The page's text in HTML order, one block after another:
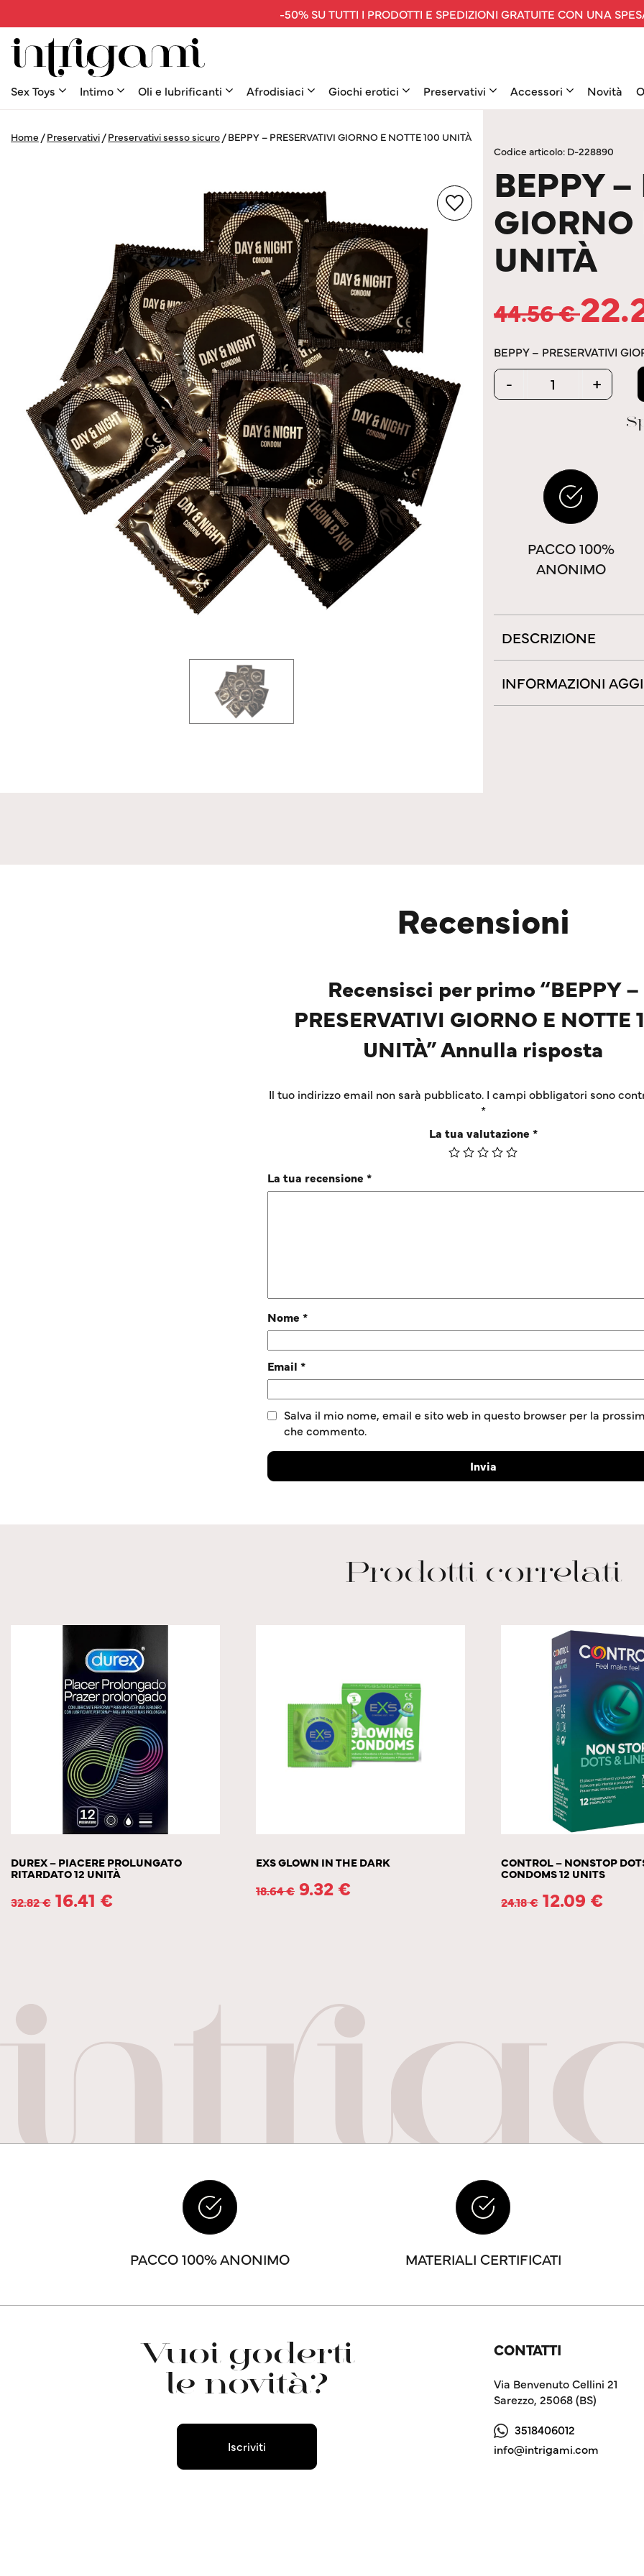
-50% SU TUTTI I PRODOTTI E SPEDIZIONI GRATUITE CON UNA
Sex Toys Intimo Oli e lubrificanti Afrodisiaci Giochi erotici Preservativi Accessori Novità
Home /Preservativi /Preservativi sesso sicuro /BEPPY – PRESERVATIVI GIORNO E NOTTE 100 UNITÀ
Codice articolo: D-228890
BEPPY –
GIORNO
UNITÀ
44.56€
BEPPY – PRESERVATIVI
Quantity
- +
PACCO 100%
ANONIMO
DESCRIZIONE
INFORMAZIONI
Recensioni
Recensisci per primo “BEPPY –
PRESERVATIVI GIORNO E NOTTE
UNITÀ” Annulla risposta
Il tuo indirizzo email non sarà pubblicato. I campi obbligatori sono
*
La tua valutazione *
La tua recensione *
Nome *
Email *
Salva il mio nome, email e sito web in questo browser per la
che commento.
Prodotti correlati
DUREX – PIACERE PROLUNGATO
RITARDATO 12 UNITÀ
32.82€ 16.41 €
EXS GLOWN IN THE DARK
18.64€ 9.32 €
CONTROL – NONSTOP
CONDOMS 12 UNITS
24.18€ 12.09 €
PACCO 100% ANONIMO MATERIALI CERTIFICATI
Vuoi goderti
le novità?
Iscriviti
CONTATTI
Via Benvenuto Cellini 21
Sarezzo, 25068 (BS)
3518406012
info@intrigami.com